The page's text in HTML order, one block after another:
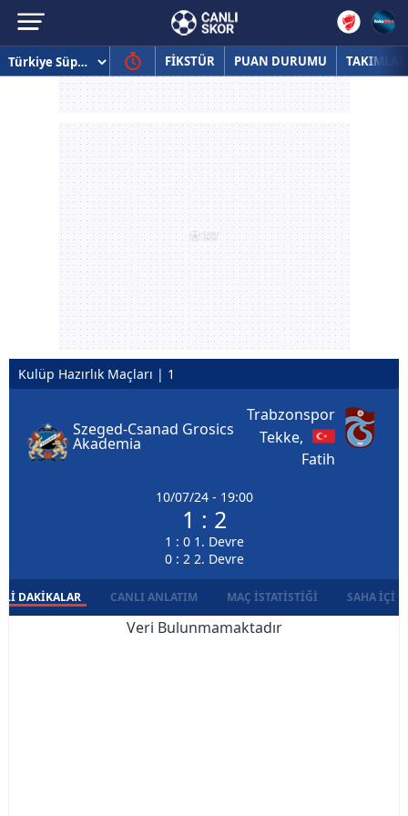
FİKSTÜR PUAN DURUMU TAKIMLAR
Kulüp Hazırlık Maçları | 1
Szeged-Csanad Grosics
Akademia
10/07/24 - 19:00
1 : 2
1 : 0 1. Devre
0 : 2 2. Devre
Trabzonspor
Tekke,
Fatih
DAKIKALAR CANLI ANLATIM MAÇ İSTATISTIĞI SAHA İÇI
Veri Bulunmamaktadır